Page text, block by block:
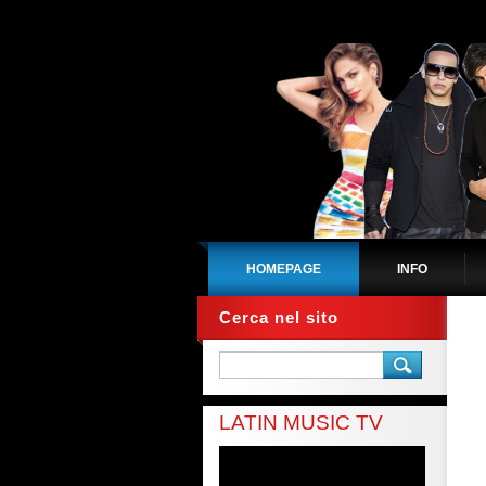
HOMEPAGE INFO
Cerca nel sito
LATIN MUSIC TV